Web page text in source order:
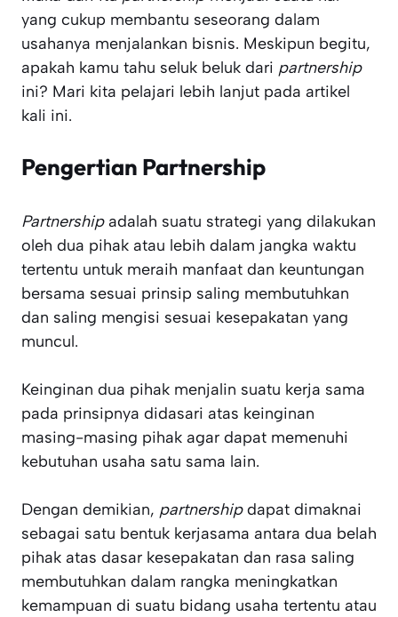
yang cukup membantu seseorang dalam
usahanya menjalankan bisnis. Meskipun begitu,
apakah kamu tahu seluk beluk dari partnership
ini? Mari kita pelajari lebih lanjut pada artikel
kali ini.
Pengertian Partnership
Partnershipadalah suatu strategi yang dilakukan
oleh dua pihak atau lebih dalam jangka waktu
tertentu untuk meraih manfaat dan keuntungan
bersama sesuai prinsip saling membutuhkan
dan saling mengisi sesuai kesepakatan yang
muncul.
Keinginan dua pihak menjalin suatu kerja sama
pada prinsipnya didasari atas keinginan
masing-masing pihak agar dapat memenuhi
kebutuhan usaha satu sama lain.
Dengan demikian, partnershipdapat dimaknai
sebagai satu bentuk kerjasama antara dua belah
pihak atas dasar kesepakatan dan rasa saling
membutuhkan dalam rangka meningkatkan
kemampuan di suatu bidang usaha tertentu atau